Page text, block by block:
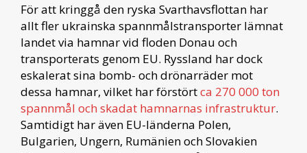
För att kringgå den ryska Svarthavsflottan har
allt fler ukrainska spannmålstransporter lämnat
landet via hamnar vid floden Donau och
transporterats genom EU. Ryssland har dock
eskalerat sina bomb- och drönarräder mot
dessa hamnar, vilket har förstörtca 270 000 ton
spannmål och skadat hamnarnas infrastruktur.
Samtidigt har även EU-länderna Polen,
Bulgarien, Ungern, Rumänien och Slovakien